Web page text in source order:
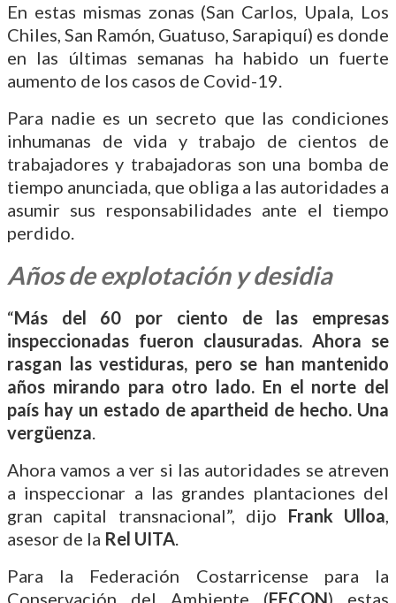
En estas mismas zonas (San Carlos, Upala, Los
Chiles, San Ramón, Guatuso, Sarapiquí) es donde
en las últimas semanas ha habido un fuerte
aumento de los casos de Covid-19.
Para nadie es un secreto que las condiciones
inhumanas de vida y trabajo de cientos de
trabajadores y trabajadoras son una bomba de
tiempo anunciada, que obliga a las autoridades a
asumir sus responsabilidades ante el tiempo
perdido.
Años de explotación y desidia
“Más del 60 por ciento de las empresas
inspeccionadas fueron clausuradas. Ahora se
rasgan las vestiduras, pero se han mantenido
años mirando para otro lado. En el norte del
país hay un estado de apartheid de hecho. Una
vergüenza
Ahora vamos a ver si las autoridades se atreven
a inspeccionar a las grandes plantaciones del
gran capital transnacional”, dijo Frank Ulloa
asesor de la Rel UITA
Para la Federación Costarricense para la
Conservación del Ambiente (FECON) estas